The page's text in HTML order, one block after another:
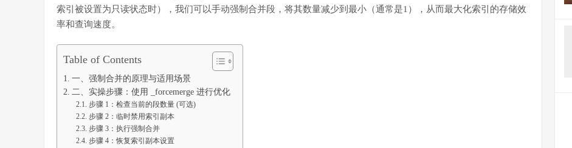
索引被设置为只读状态时），我们可以手动强制合并段，将其数量减少到最小（通常是1），从而最大化索引的存储效
率和查询速度。
Table of Contents
一、强制合并的原理与适用场景
二、实操步骤：使用 _forcemerge 进行优化
步骤 1：检查当前的段数量 (可选)
步骤 2：临时禁用索引副本
步骤 3：执行强制合并
步骤 4：恢复索引副本设置